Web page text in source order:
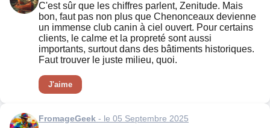
C'est sûr que les chiffres parlent, Zenitude. Mais
bon, faut pas non plus que Chenonceaux devienne
un immense club canin à ciel ouvert. Pour certains
clients, le calme et la propreté sont aussi
importants, surtout dans des bâtiments historiques.
Faut trouver le juste milieu, quoi.
J'aime
FromageGeek - le 05 Septembre 2025